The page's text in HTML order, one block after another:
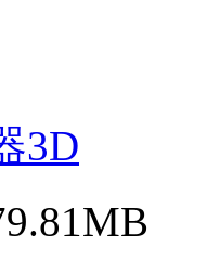
3D